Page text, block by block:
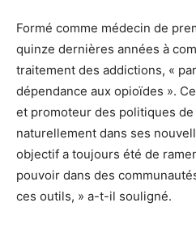
Formé comme médecin de
quinze dernières années à
traitement des addictions, «
dépendance aux opioïdes ».
et promoteur des politiques
naturellement dans ses
objectif a toujours été de
pouvoir dans des
ces outils, » a-t-il souligné.